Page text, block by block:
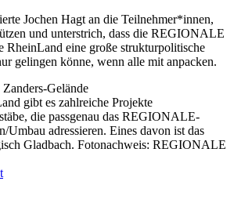
Jochen Hagt an die Teilnehmer*innen,
und unterstrich, dass die REGIONALE
RheinLand eine große strukturpolitische
gelingen könne, wenn alle mit anpacken.
gibt es zahlreiche Projekte
die passgenau das REGIONALE-
Umbau adressieren. Eines davon ist das
Gladbach. Fotonachweis: REGIONALE